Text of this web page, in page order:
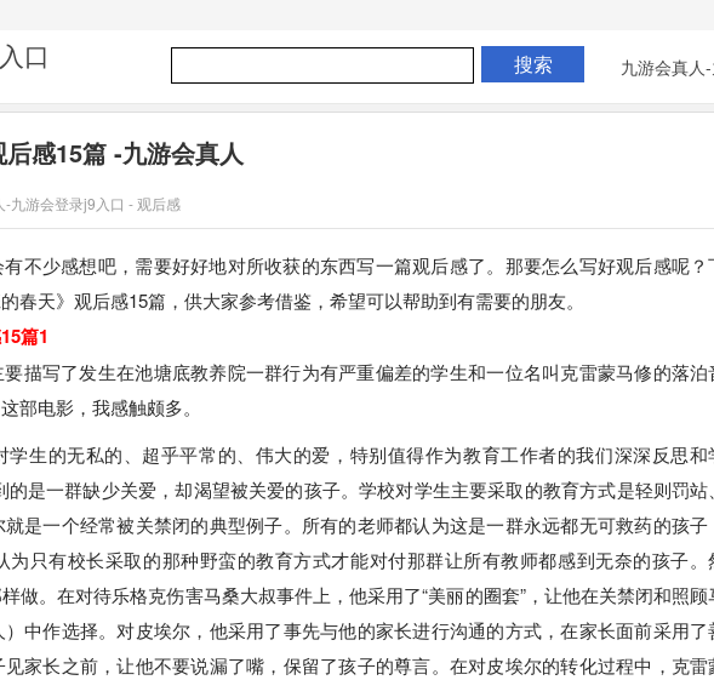
口 九游会真人
感15篇 -九游会真人
-九游会登录j9入口 -观后感
不少感想吧，需要好好地对所收获的东西写一篇观后感了。那要怎么写好观后感呢？
春天》观后感15篇，供大家参考借鉴，希望可以帮助到有需要的朋友。
篇1
要描写了发生在池塘底教养院一群行为有严重偏差的学生和一位名叫克雷蒙马修的落泊
部电影，我感触颇多。
生的无私的、超乎平常的、伟大的爱，特别值得作为教育工作者的我们深深反思和
是一群缺少关爱，却渴望被关爱的孩子。学校对学生主要采取的教育方式是轻则罚站、
是一个经常被关禁闭的典型例子。所有的老师都认为这是一群永远都无可救药的孩子
只有校长采取的那种野蛮的教育方式才能对付那群让所有教师都感到无奈的孩子。
做。在对待乐格克伤害马桑大叔事件上，他采用了“美丽的圈套”，让他在关禁闭和照顾
中作选择。对皮埃尔，他采用了事先与他的家长进行沟通的方式，在家长面前采用了
家长之前，让他不要说漏了嘴，保留了孩子的尊言。在对皮埃尔的转化过程中，克雷